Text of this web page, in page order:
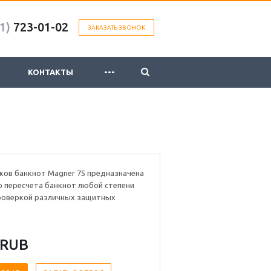
ЗАКАЗАТЬ ЗВОНОК
723-01-02
КОНТАКТЫ ...
банкнот Magner 75 предназначена
пересчета банкнот любой степени
различных защитных